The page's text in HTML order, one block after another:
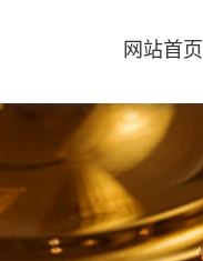
网站首页